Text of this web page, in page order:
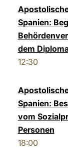
Spanien:
dem
12:30
Spanien:
vom
Personen
18:00